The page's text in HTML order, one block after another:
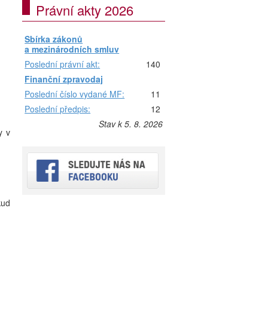
v
Právní akty 2026
Sbírka zákonů
a mezinárodních smluv
Poslední právní akt:
140
Finanční zpravodaj
Poslední číslo vydané MF:
11
Poslední předpis:
12
Stav k 5. 8. 2026